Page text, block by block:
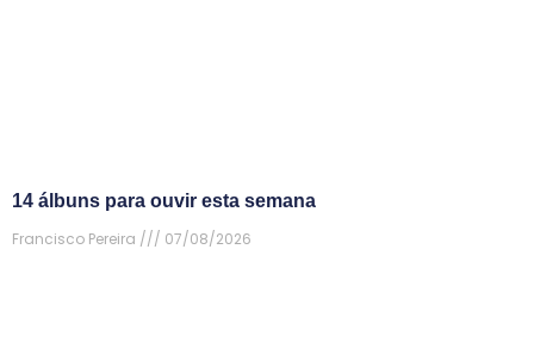
14 álbuns para ouvir esta semana
Francisco Pereira
07/08/2026